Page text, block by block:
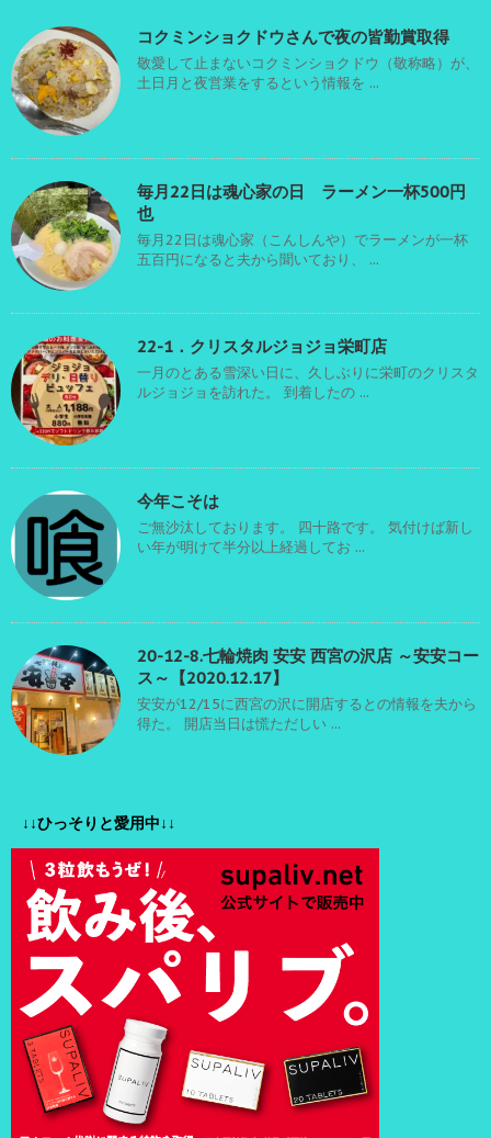
コクミンショクドウさんで夜の皆勤賞取得
敬愛して止まないコクミンショクドウ（敬称略）が、
土日月と夜営業をするという情報を ...
毎月22日は魂心家の日 ラーメン一杯500円
也
毎月22日は魂心家（こんしんや）でラーメンが一杯
五百円になると夫から聞いており、 ...
22-1．クリスタルジョジョ栄町店
一月のとある雪深い日に、久しぶりに栄町のクリスタ
ルジョジョを訪れた。 到着したの ...
今年こそは
ご無沙汰しております。 四十路です。 気付けば新し
い年が明けて半分以上経過してお ...
20-12-8.七輪焼肉 安安 西宮の沢店 ～安安コー
ス～【2020.12.17】
安安が12/15に西宮の沢に開店するとの情報を夫から
得た。 開店当日は慌ただしい ...
↓↓ひっそりと愛用中↓↓